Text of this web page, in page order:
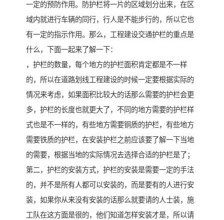
一定的预防作用。防护栏将一片的区域划分出来，在区
域内就进行车辆的同行，行人是不能步行的，所以它也
有一定的指示作用。那么，工程建设交通护栏的重点是
什么，下面一起来了解一下：
，护栏的数量，每个地方的护栏面积肯定都是不一样
的，所以在道路划线工程建设的时候一定要根据实际的
情况来考虑，如果面积比较大的话那么需要的护栏会更
多，护栏的长度也就更大了，不同的地方需要的护栏样
式也是不一样的，有些地方需要铜质的护栏，有些地方
需要铁质的护栏，在安装护栏之前应该要了解一下当地
的需要，根据当地的实际情况去选择合适的护栏是了；
第二，护栏的安装方式，护栏的安装是需要一定的手法
的，并不是所有人都可以安装的，而是要有的人进行安
装，如果你从来没有安装的话那么就要请的人士装，施
工队在这方面是很的，他们知道怎样安装才是，所以请